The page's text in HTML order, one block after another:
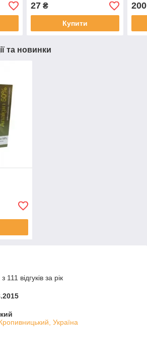
27₴
Купити
200
та новинки
відгуків за рік
Україна